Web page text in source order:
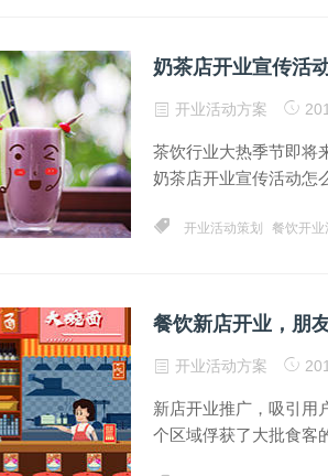
奶茶店开业宣传活
开业活动方案
茶饮行业大热季节即将
奶茶店开业宣传活动怎
开业活动策划 餐饮开业
餐饮新店开业，朋
开业活动方案
新店开业推广，吸引用
个区域俘获了大批食客